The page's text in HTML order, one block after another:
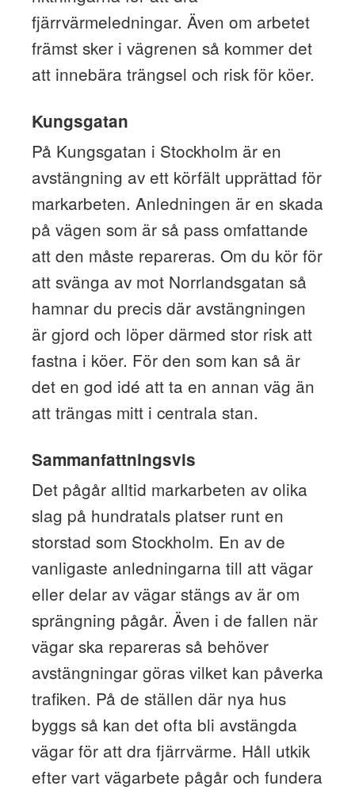
fjärrvärmeledningar. Även om arbetet
främst sker i vägrenen så kommer det
att innebära trängsel och risk för köer.
Kungsgatan
På Kungsgatan i Stockholm är en
avstängning av ett körfält upprättad för
markarbeten. Anledningen är en skada
på vägen som är så pass omfattande
att den måste repareras. Om du kör för
att svänga av mot Norrlandsgatan så
hamnar du precis där avstängningen
är gjord och löper därmed stor risk att
fastna i köer. För den som kan så är
det en god idé att ta en annan väg än
att trängas mitt i centrala stan.
Sammanfattningsvis
Det pågår alltid markarbeten av olika
slag på hundratals platser runt en
storstad som Stockholm. En av de
vanligaste anledningarna till att vägar
eller delar av vägar stängs av är om
sprängning pågår. Även i de fallen när
vägar ska repareras så behöver
avstängningar göras vilket kan påverka
trafiken. På de ställen där nya hus
byggs så kan det ofta bli avstängda
vägar för att dra fjärrvärme. Håll utkik
efter vart vägarbete pågår och fundera